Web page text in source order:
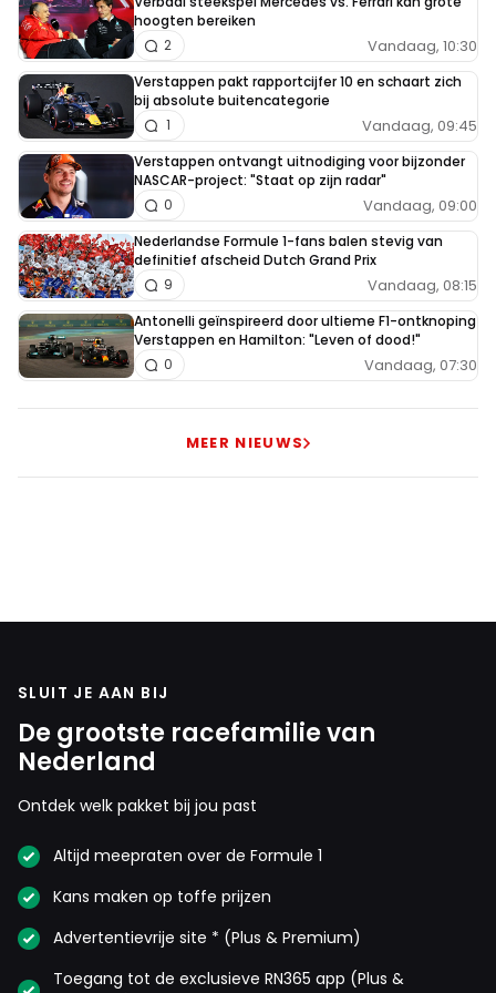
6 juli 19:39
Zie je wel dat we meer dingen gemeen hebben 😂
gisteren was ik Wilard vandaag schijn ik weer Xandra
en/of radiocheck te zijn omdat iemand mijn 🥱”gepikt”
heeft… volgens mij ben ik in een ver verleden ook nog
jou geweest..,of jij mij 😂whatever!
Dit bericht is aangepast op:
Pascale
herkennen.
Hulk5
7 juli 07:34
@Pascale mensen die dat soort dingen roepen
zijn sowieso niet van de slimste soort....dan kan
je zeker ook niet verwachten dat ze schrijfstijlen
herkennen..... :-)
Pascale
@Hulk5, daar heb je ook wel gelijk in. Misschien
ijdele hoop dat ik dacht dat mensen dat wel
zouden zien 🙈. Dat bepaalde personen steeds
al dan niet vrijwillig tijdelijk weg).
Dit bericht is aangepast op:
Hulk5
hoogten bereiken
Vandaag, 10:30
2
Verstappen pakt rapportcijfer 10 en schaart zich
bij absolute buitencategorie
Vandaag, 09:45
1
Verstappen ontvangt uitnodiging voor bijzonder
NASCAR-project: "Staat op zijn radar"
Vandaag, 09:00
0
Nederlandse Formule 1-fans balen stevig van
definitief afscheid Dutch Grand Prix
Vandaag, 08:15
9
Antonelli geïnspireerd door ultieme F1-ontknoping
Verstappen en Hamilton: "Leven of dood!"
Vandaag, 07:30
0
MEER NIEUWS
SLUIT JE AAN BIJ
De grootste racefamilie van
Nederland
Ontdek welk pakket bij jou past
Altijd meepraten over de Formule 1
Kans maken op toffe prijzen
Advertentievrije site * (Plus & Premium)
Toegang tot de exclusieve RN365 app (Plus &